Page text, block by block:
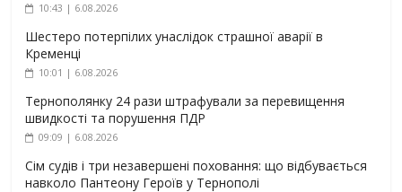
10:43 | 6.08.2026
Шестеро потерпілих унаслідок страшної аварії в
Кременці
10:01 | 6.08.2026
Тернополянку 24 рази штрафували за перевищення
швидкості та порушення ПДР
09:09 | 6.08.2026
Сім судів і три незавершені поховання: що відбувається
навколо Пантеону Героїв у Тернополі